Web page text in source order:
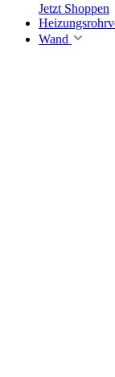
Jetzt Shoppen
Wand